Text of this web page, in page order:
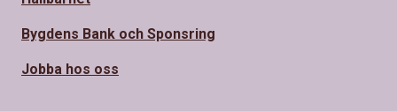
Bygdens Bank och Sponsring
Jobba hos oss